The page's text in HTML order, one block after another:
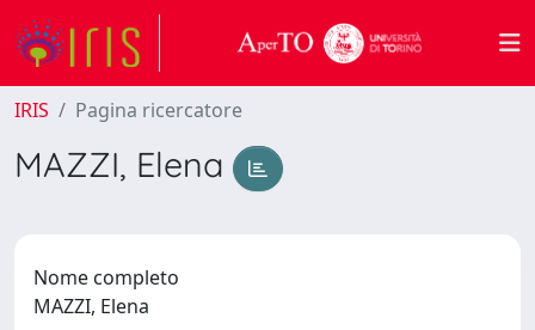
IRIS Pagina ricercatore
MAZZI, Elena
Nome completo
MAZZI, Elena